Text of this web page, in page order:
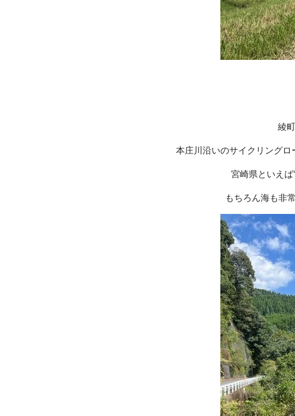
綾
本庄川沿いのサイクリングロ
宮崎県といえ
もちろん海も非